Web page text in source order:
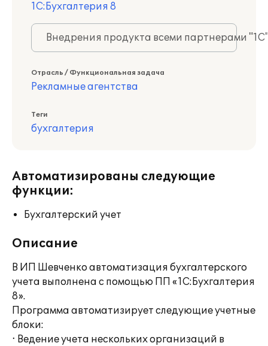
1С:Бухгалтерия 8
Внедрения продукта всеми партнерами
Отрасль / Функциональная задача
Рекламные агентства
Теги
бухгалтерия
Автоматизированы следующие
функции:
Бухгалтерский учет
Описание
В ИП Шевченко автоматизация бухгалтерского
учета выполнена с помощью ПП «1С:Бухгалтерия
8».
Программа автоматизирует следующие учетные
блоки:
∙ Ведение учета нескольких организаций в